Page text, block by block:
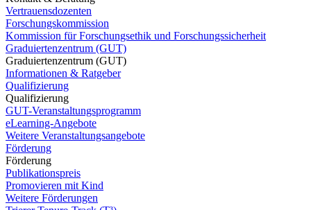
Vertrauensdozenten
Forschungskommission
Kommission für Forschungsethik und Forschungssicherheit
Graduiertenzentrum (GUT)
Graduiertenzentrum (GUT)
Informationen & Ratgeber
Qualifizierung
Qualifizierung
GUT-Veranstaltungsprogramm
eLearning-Angebote
Weitere Veranstaltungsangebote
Förderung
Förderung
Publikationspreis
Promovieren mit Kind
Weitere Förderungen